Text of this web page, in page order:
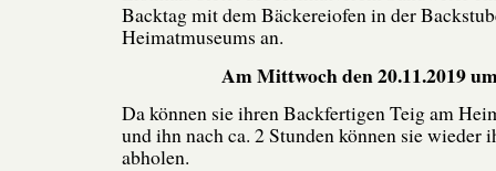
Backtag mit dem Bäckereiofen in der
Heimatmuseums an.
Am Mittwoch den 20.11.2019
Da können sie ihren Backfertigen Teig am
und ihn nach ca. 2 Stunden können sie wieder
abholen.